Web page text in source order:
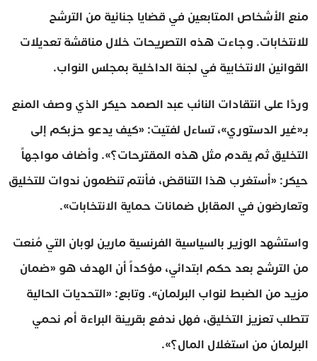
منع الأشخاص المتابعين في قضايا جنائية من الترشح
للانتخابات. وجاءت هذه التصريحات خلال مناقشة تعديلات
القوانين الانتخابية في لجنة الداخلية بمجلس النواب.
وردًا على انتقادات النائب عبد الصمد حيكر الذي وصف المنع
بـ«غير الدستوري»، تساءل لفتيت: «كيف يدعو حزبكم إلى
التخليق ثم يقدم مثل هذه المقترحات؟». وأضاف مواجهاً
حيكر: «أستغرب هذا التناقض، فأنتم تنظمون ندوات للتخليق
وتعارضون في المقابل ضمانات حماية الانتخابات».
واستشهد الوزير بالسياسية الفرنسية مارين لوبان التي مُنعت
من الترشح بعد حكم ابتدائي، مؤكداً أن الهدف هو «ضمان
مزيد من الضبط لنواب البرلمان». وتابع: «التحديات الحالية
تتطلب تعزيز التخليق، فهل ندفع بقرينة البراءة أم نحمي
البرلمان من استغلال المال؟».